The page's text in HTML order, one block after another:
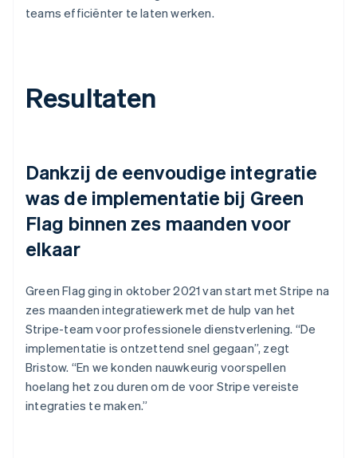
teams efficiënter te laten werken.
Resultaten
Dankzij de eenvoudige integratie
was de implementatie bij Green
Flag binnen zes maanden voor
elkaar
Green Flag ging in oktober 2021 van start met Stripe na
zes maanden integratiewerk met de hulp van het
Stripe-team voor professionele dienstverlening. “De
implementatie is ontzettend snel gegaan”, zegt
Bristow. “En we konden nauwkeurig voorspellen
hoelang het zou duren om de voor Stripe vereiste
integraties te maken.”